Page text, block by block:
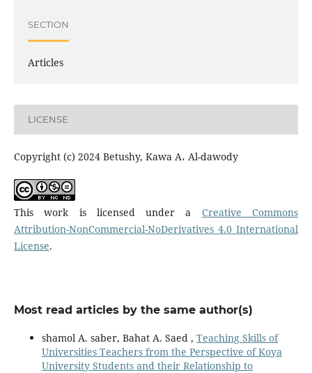
SECTION
Articles
LICENSE
Copyright (c) 2024 Betushy, Kawa A، Al-dawody
This work is licensed under a Creative Commons
Attribution-NonCommercial-NoDerivatives 4.0 International
License.
Most read articles by the same author(s)
shamol A. saber, Bahat A. Saed , Teaching Skills of
Universities Teachers from the Perspective of Koya
University Students and their Relationship to